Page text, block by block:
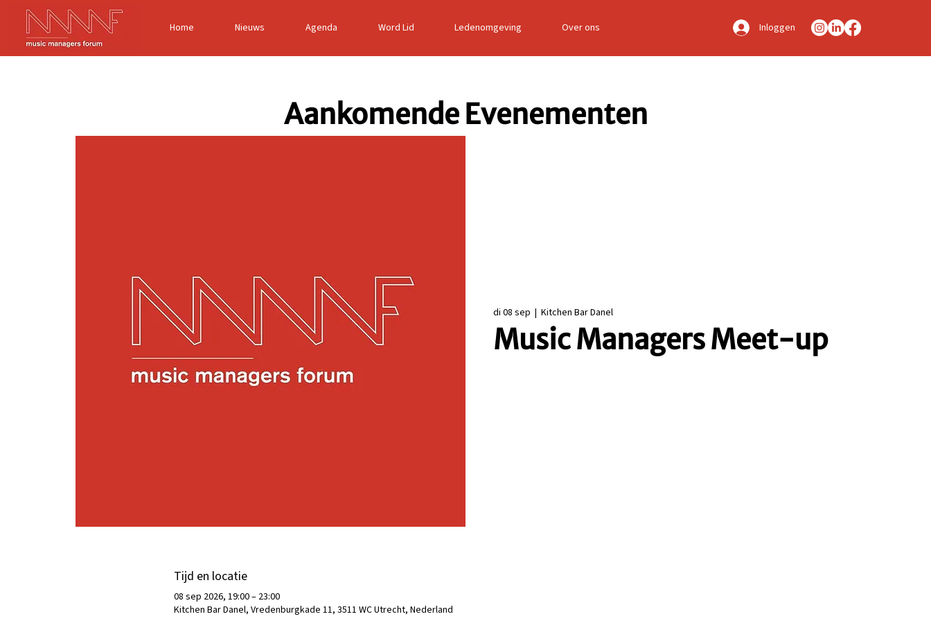
Home Nieuws Agenda Word Lid Ledenomgeving Over ons Inloggen
Aankomende Evenementen
di 08 sep
  |
Kitchen Bar Danel
Music Managers Meet-up
Tijd en locatie
08 sep 2026, 19:00 – 23:00
Kitchen Bar Danel, Vredenburgkade 11, 3511 WC Utrecht, Nederland